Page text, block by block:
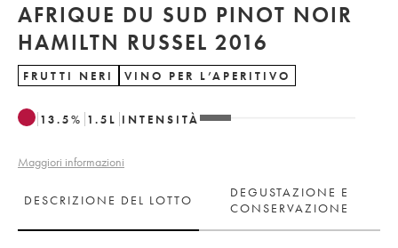
AFRIQUE DU SUD PINOT NOIR
HAMILTN RUSSEL 2016
FRUTTI NERI VINO PER L’APERITIVO
13.5% 1.5 L INTENSITÀ
Maggiori informazioni
DESCRIZIONE DEL LOTTO
DEGUSTAZIONE E
CONSERVAZIONE